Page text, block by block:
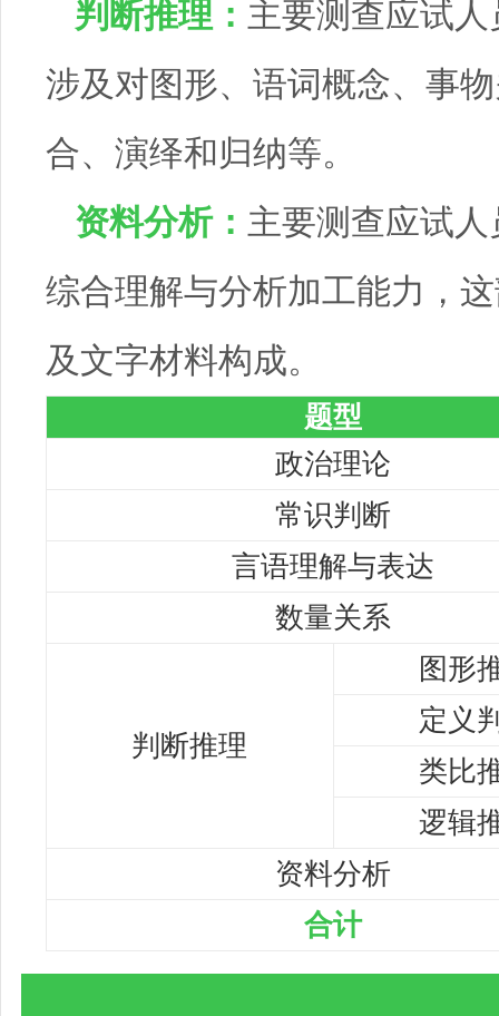
判断推理： 主要测查应试
涉及对图形、语词概念、事
合、演绎和归纳等。
资料分析： 主要测查应试
综合理解与分析加工能力，
及文字材料构成。
题型
政治理论
常识判断
言语理解与表达
数量关系
判断推理
图形
定义
类比
逻辑
资料分析
合计